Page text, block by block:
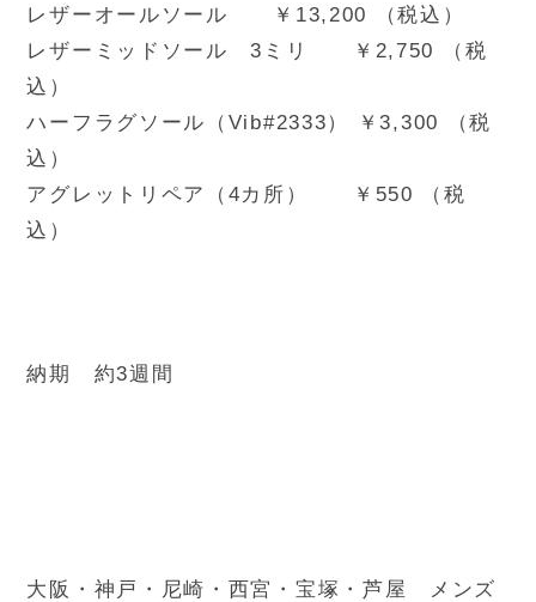
レザーオールソール ￥13,200 （税込）
レザーミッドソール 3ミリ ￥2,750 （税
込）
ハーフラグソール（Vib#2333） ￥3,300 （税
込）
アグレットリペア（4カ所） ￥550 （税
込）
納期 約3週間
大阪・神戸・尼崎・西宮・宝塚・芦屋 メンズ